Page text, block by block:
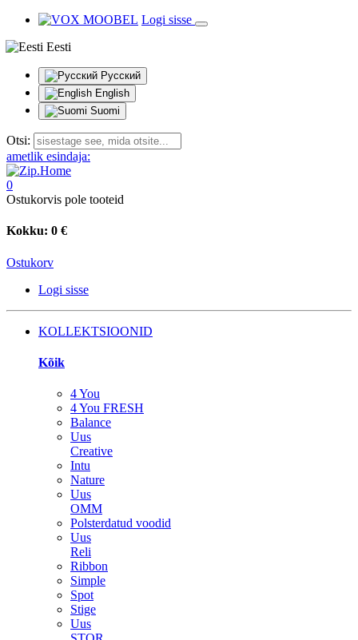
Logi sisse
Eesti
Русский
English
Suomi
Otsi:
ametlik esindaja:
0
Ostukorvis pole tooteid
Kokku: 0 €
Ostukorv
Logi sisse
KOLLEKTSIOONID
Kõik
4 You
4 You FRESH
Balance
Uus
Creative
Intu
Nature
Uus
OMM
Polsterdatud voodid
Uus
Reli
Ribbon
Simple
Spot
Stige
Uus